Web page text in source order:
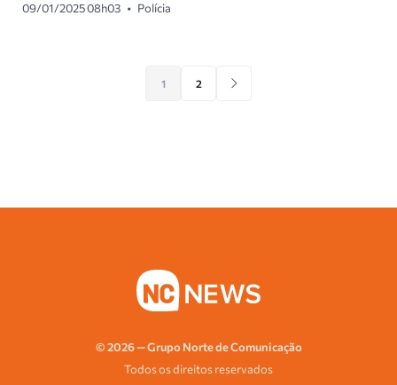
09/01/2025 08h03 • Polícia
1 2
© 2026 — Grupo Norte de Comunicação
Todos os direitos reservados